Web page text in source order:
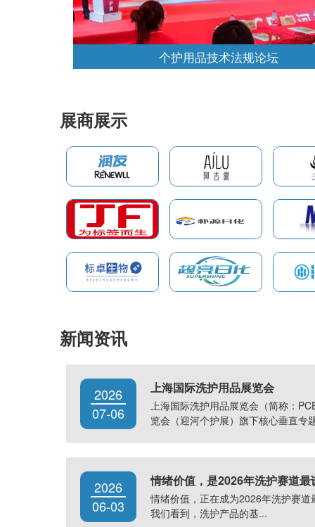
个护用品技术法规论坛
展商展示
新闻资讯
2026
07-06
上海国际洗护用品展览会
上海国际洗护用品展览会（简称：
览会（迎河个护展）旗下核心垂直专
2026
06-03
情绪价值，是2026年洗护赛道
情绪价值，正在成为2026年洗护赛
我们看到，洗护产品的基...